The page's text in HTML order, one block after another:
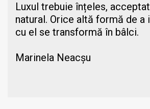
Luxul trebuie înțeles,
natural. Orice altă formă de a
cu el se transformă în bâlci.
Marinela Neacșu